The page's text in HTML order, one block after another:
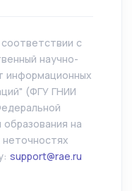
с
научно-
информационных
(ФГУ ГНИИ
на
support@rae.ru